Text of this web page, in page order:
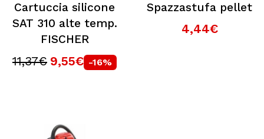
Cartuccia silicone
SAT 310 alte temp.
FISCHER
11,37€ 9,55€ -16%
Spazzastufa pellet
4,44€